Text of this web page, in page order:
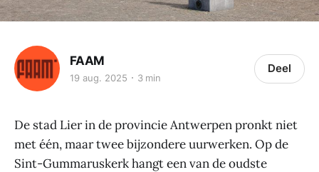
FAAM
19 aug. 2025 3 min
Deel
De stad Lier in de provincie Antwerpen pronkt niet
met één, maar twee bijzondere uurwerken. Op de
Sint-Gummaruskerk hangt een van de oudste